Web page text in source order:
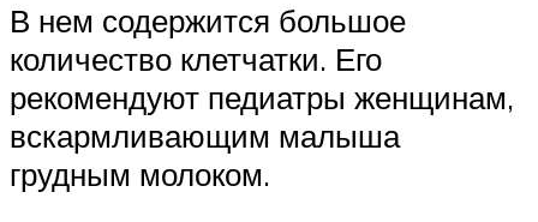
В нем содержится большое
количество клетчатки. Его
рекомендуют педиатры женщинам,
вскармливающим малыша
грудным молоком.